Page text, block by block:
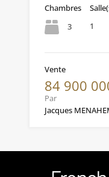
Chambres
3
1
Vente
84 900
Par
Jacques